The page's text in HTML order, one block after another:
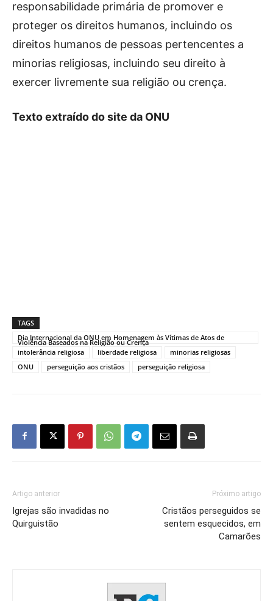
responsabilidade primária de promover e
proteger os direitos humanos, incluindo os
direitos humanos de pessoas pertencentes a
minorias religiosas, incluindo seu direito à
exercer livremente sua religião ou crença.
Texto extraído do site da ONU
TAGS
Dia Internacional da ONU em Homenagem às Vítimas de Atos de
Violência Baseados na Religião ou Crença
intolerância religiosa
liberdade religiosa
minorias religiosas
ONU
perseguição aos cristãos perseguição religiosa
Artigo anterior
Igrejas são invadidas no
Quirguistão
Próximo artigo
Cristãos perseguidos se
sentem esquecidos, em
Camarões